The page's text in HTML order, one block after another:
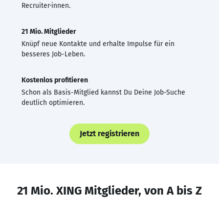
Recruiter·innen.
21 Mio. Mitglieder
Knüpf neue Kontakte und erhalte Impulse für ein
besseres Job-Leben.
Kostenlos profitieren
Schon als Basis-Mitglied kannst Du Deine Job-Suche
deutlich optimieren.
Jetzt registrieren
21 Mio. XING Mitglieder, von A bis Z